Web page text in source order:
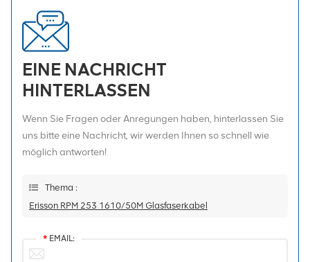
EINE NACHRICHT
HINTERLASSEN
Wenn Sie Fragen oder Anregungen haben, hinterlassen Sie
uns bitte eine Nachricht, wir werden Ihnen so schnell wie
möglich antworten!
Thema :
Erisson RPM 253 1610/50M Glasfaserkabel
* EMAIL: